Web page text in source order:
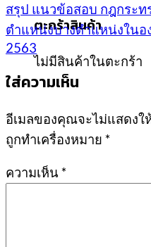
ตะกร้าสินค้า
ไม่มีสินค้าในตะกร้า
สรุป แนวข้อสอบ กฎกระท
ตำแหน่งบางตำแหน่งในอ
2563
ใส่ความเห็น
อีเมลของคุณจะไม่แสดงใ
ถูกทำเครื่องหมาย *
ความเห็น *